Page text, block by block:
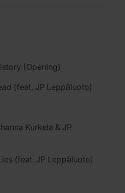
(Opening)
(feat. JP Leppäluoto)
Kurkela & JP
(feat. JP Leppäluoto)